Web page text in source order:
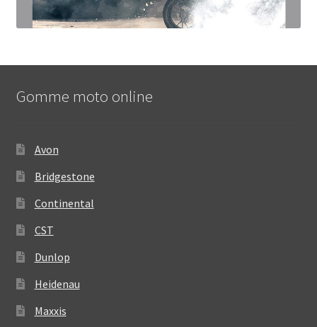
Gomme moto online
Avon
Bridgestone
Continental
CST
Dunlop
Heidenau
Maxxis